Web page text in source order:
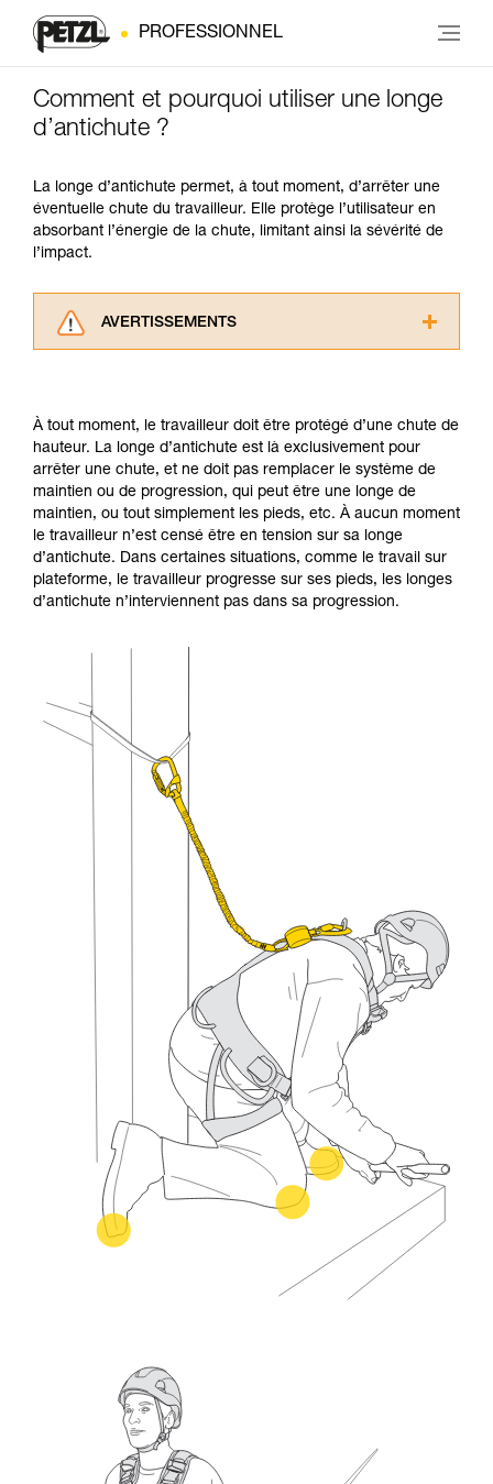
PROFESSIONNEL
Comment et pourquoi utiliser une longe
d’antichute ?
La longe d’antichute permet, à tout moment, d’arrêter une
éventuelle chute du travailleur. Elle protège l’utilisateur en
absorbant l’énergie de la chute, limitant ainsi la sévérité de
l’impact.
AVERTISSEMENTS
informations de la notice technique pour
pouvoir comprendre ce complément
d’informations.
Maîtriser ces techniques nécessite une
formation et un entraînement spécifique. Validez
avec un professionnel votre capacité à refaire
la manipulation, seul, en toute sécurité, avant
de la reproduire en autonomie.
Nous donnons des exemples de techniques
que nous ne décrivons pas ici.
À tout moment, le travailleur doit être protégé d’une chute de
hauteur. La longe d’antichute est là exclusivement pour
arrêter une chute, et ne doit pas remplacer le système de
maintien ou de progression, qui peut être une longe de
maintien, ou tout simplement les pieds, etc. À aucun moment
le travailleur n’est censé être en tension sur sa longe
d’antichute. Dans certaines situations, comme le travail sur
plateforme, le travailleur progresse sur ses pieds, les longes
d’antichute n’interviennent pas dans sa progression.